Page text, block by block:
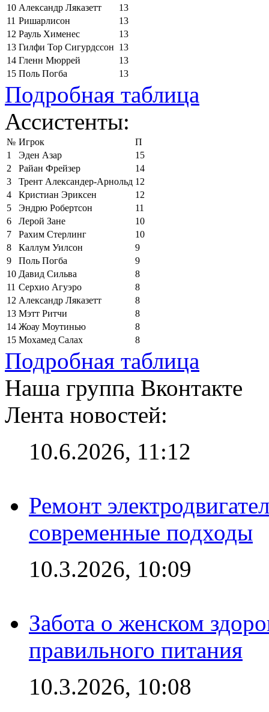
10 Александр Ляказетт
13
11 Ришарлисон
13
12 Рауль Хименес
13
13 Гилфи Тор Сигурдссон 13
14 Гленн Мюррей
13
15 Поль Погба 13
Подробная таблица
Ассистенты:
№ Игрок
П
1
Эден Азар
15
2
Райан Фрейзер
14
3
Трент Александер-Арнольд 12
4
Кристиан Эриксен
12
5
Эндрю Робертсон
11
6
Лерой Зане
10
7
Рахим Стерлинг
10
8
Каллум Уилсон
9
9
Поль Погба
9
10 Давид Сильва
8
11 Серхио Агуэро
8
12 Александр Ляказетт
8
13 Мэтт Ритчи
8
14 Жоау Моутинью
8
15 Мохамед Салах 8
Подробная таблица
Наша группа Вконтакте
Лента новостей:
10.6.2026, 11:12
Ремонт
современные подходы
10.3.2026, 10:09
Забота о женском
правильного питания
10.3.2026, 10:08